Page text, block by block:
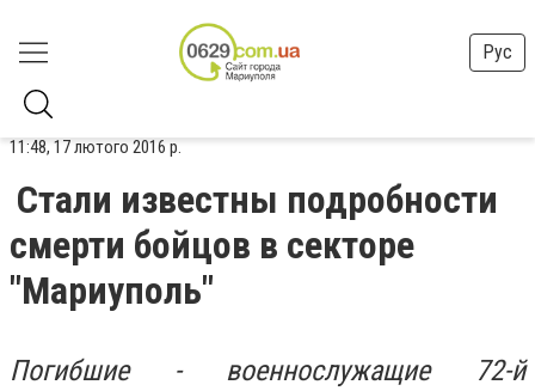
Рус
11:48, 17 лютого 2016 р.
Стали известны подробности
смерти бойцов в секторе
"Мариуполь"
Погибшие - военнослужащие 72-й